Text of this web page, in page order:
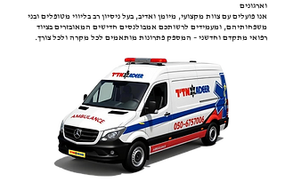
וארגונים
אנו פועלים עם צוות מקצועי, מיומן ואדיב, בעל ניסיון רב בליווי מטופלים ובני
משפחותיהם, ומעמידים לרשותכם אמבולנסים חדישים המאובזרים בציוד
רפואי מתקדם וחדשני – המספק פתרונות מותאמים לכל מקרה ולכל צורך.